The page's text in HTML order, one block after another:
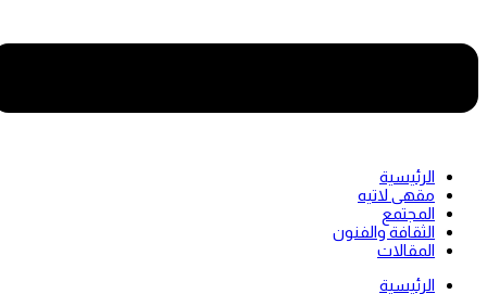
الرئيسية
مقهى لاتيه
المجتمع
الثقافة والفنون
المقالات
Menu
الرئيسية